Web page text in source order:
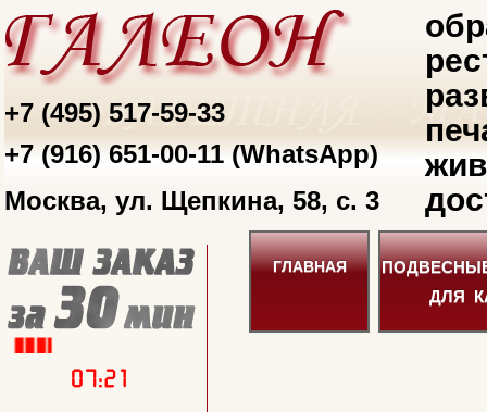
+7 (495) 517-59-33
+7 (916) 651-00-11 (WhatsApp)
Москва, ул. Щепкина, 58, с. 3
ГЛАВНАЯ
ДЛЯ